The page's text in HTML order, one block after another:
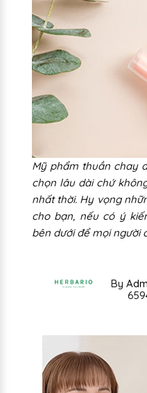
Mỹ phẩm thuần chay
chọn lâu dài chứ
nhất thời. Hy vọng
cho bạn, nếu có ý
bên dưới để mọi người
By